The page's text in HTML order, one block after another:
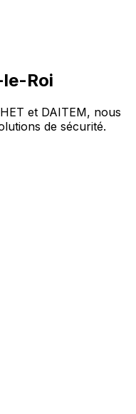
Roi
et DAITEM, nous
de sécurité.